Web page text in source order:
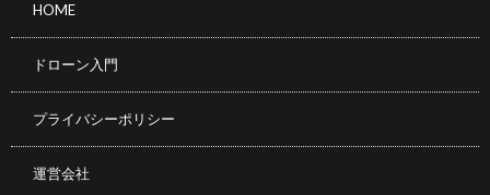
HOME
ドローン入門
プライバシーポリシー
運営会社